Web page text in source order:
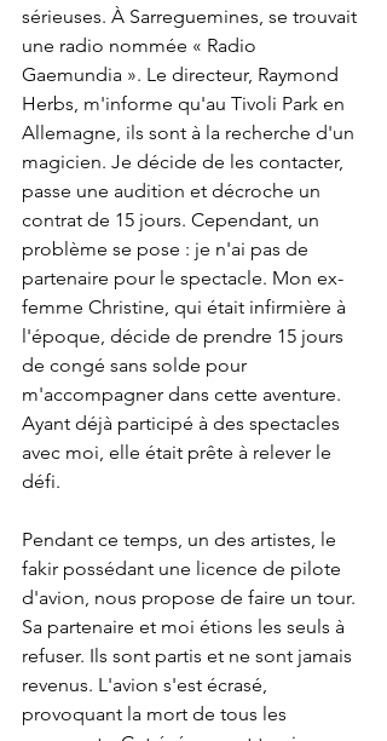
sérieuses. À Sarreguemines, se trouvait
une radio nommée « Radio
Gaemundia ». Le directeur, Raymond
Herbs, m'informe qu'au Tivoli Park en
Allemagne, ils sont à la recherche d'un
magicien. Je décide de les contacter,
passe une audition et décroche un
contrat de 15 jours. Cependant, un
problème se pose : je n'ai pas de
partenaire pour le spectacle. Mon ex-
femme Christine, qui était infirmière à
l'époque, décide de prendre 15 jours
de congé sans solde pour
m'accompagner dans cette aventure.
Ayant déjà participé à des spectacles
avec moi, elle était prête à relever le
défi.
Pendant ce temps, un des artistes, le
fakir possédant une licence de pilote
d'avion, nous propose de faire un tour.
Sa partenaire et moi étions les seuls à
refuser. Ils sont partis et ne sont jamais
revenus. L'avion s'est écrasé,
provoquant la mort de tous les